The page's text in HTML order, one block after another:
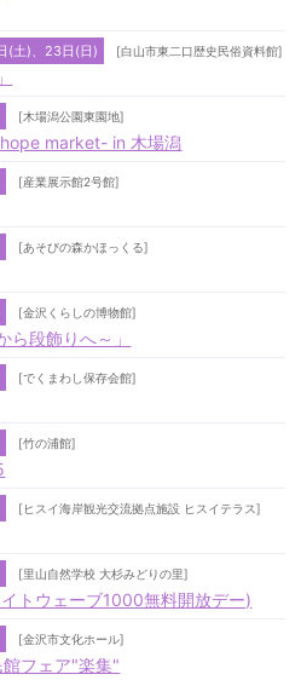
(土)、23日(日) [白山市東二口歴史民俗資料館]
[木場潟公園東園地]
market- in 木場潟
[産業展示館2号館]
[あそびの森かほっくる]
[金沢くらしの博物館]
ら段飾りへ～」
[でくまわし保存会館]
[竹の浦館]
[ヒスイ海岸観光交流拠点施設 ヒスイテラス]
[里山自然学校 大杉みどりの里]
トウェーブ1000無料開放デー)
[金沢市文化ホール]
フェア"楽集"